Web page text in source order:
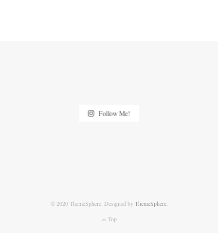
Follow Me!
© 2020 ThemeSphere. Designed by ThemeSphere.
Top